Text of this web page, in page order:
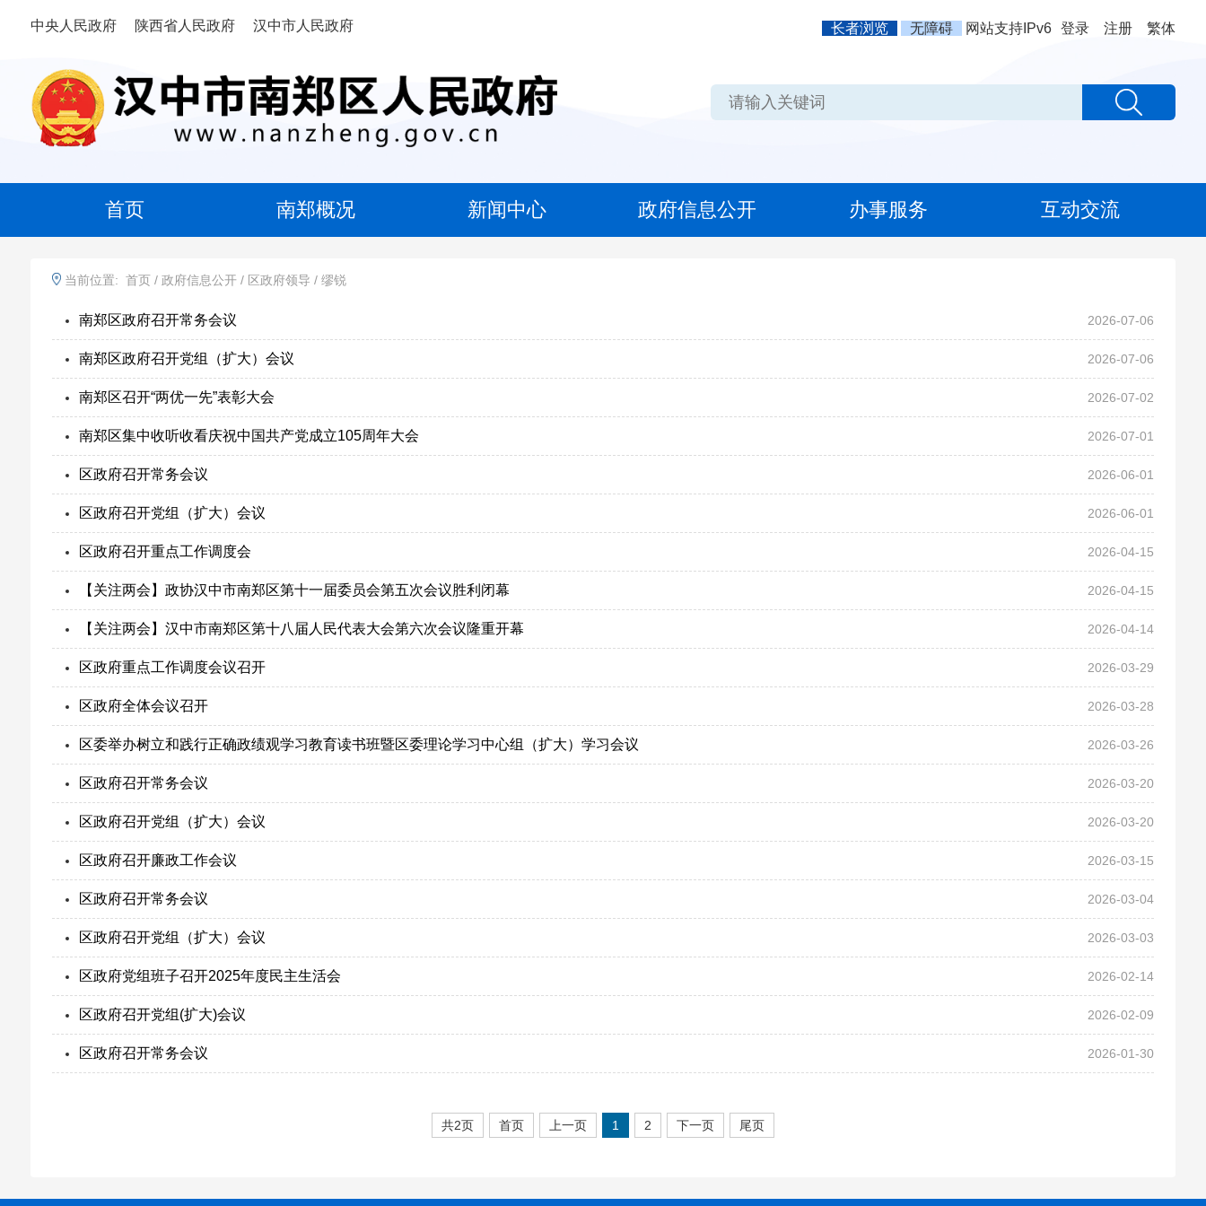
中央人民政府 陕西省人民政府 汉中市人民政府 长者浏览 无障碍 网站支持IPv6 登录 注册 繁体
首页 南郑概况 新闻中心 政府信息公开 办事服务 互动交流
当前位置: 首页 / 政府信息公开 / 区政府领导 / 缪锐
南郑区政府召开常务会议 2026-07-06
南郑区政府召开党组（扩大）会议 2026-07-06
南郑区召开“两优一先”表彰大会 2026-07-02
南郑区集中收听收看庆祝中国共产党成立105周年大会 2026-07-01
区政府召开常务会议 2026-06-01
区政府召开党组（扩大）会议 2026-06-01
区政府召开重点工作调度会 2026-04-15
【关注两会】政协汉中市南郑区第十一届委员会第五次会议胜利闭幕 2026-04-15
【关注两会】汉中市南郑区第十八届人民代表大会第六次会议隆重开幕 2026-04-14
区政府重点工作调度会议召开 2026-03-29
区政府全体会议召开 2026-03-28
区委举办树立和践行正确政绩观学习教育读书班暨区委理论学习中心组（扩大）学习会议 2026-03-26
区政府召开常务会议 2026-03-20
区政府召开党组（扩大）会议 2026-03-20
区政府召开廉政工作会议 2026-03-15
区政府召开常务会议 2026-03-04
区政府召开党组（扩大）会议 2026-03-03
区政府党组班子召开2025年度民主生活会 2026-02-14
区政府召开党组(扩大)会议 2026-02-09
区政府召开常务会议 2026-01-30
共2页 首页 上一页 1 2 下一页 尾页